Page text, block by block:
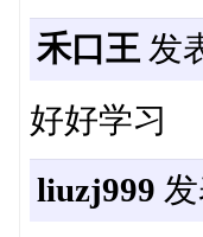
禾口王发
好好学习
liuzj999